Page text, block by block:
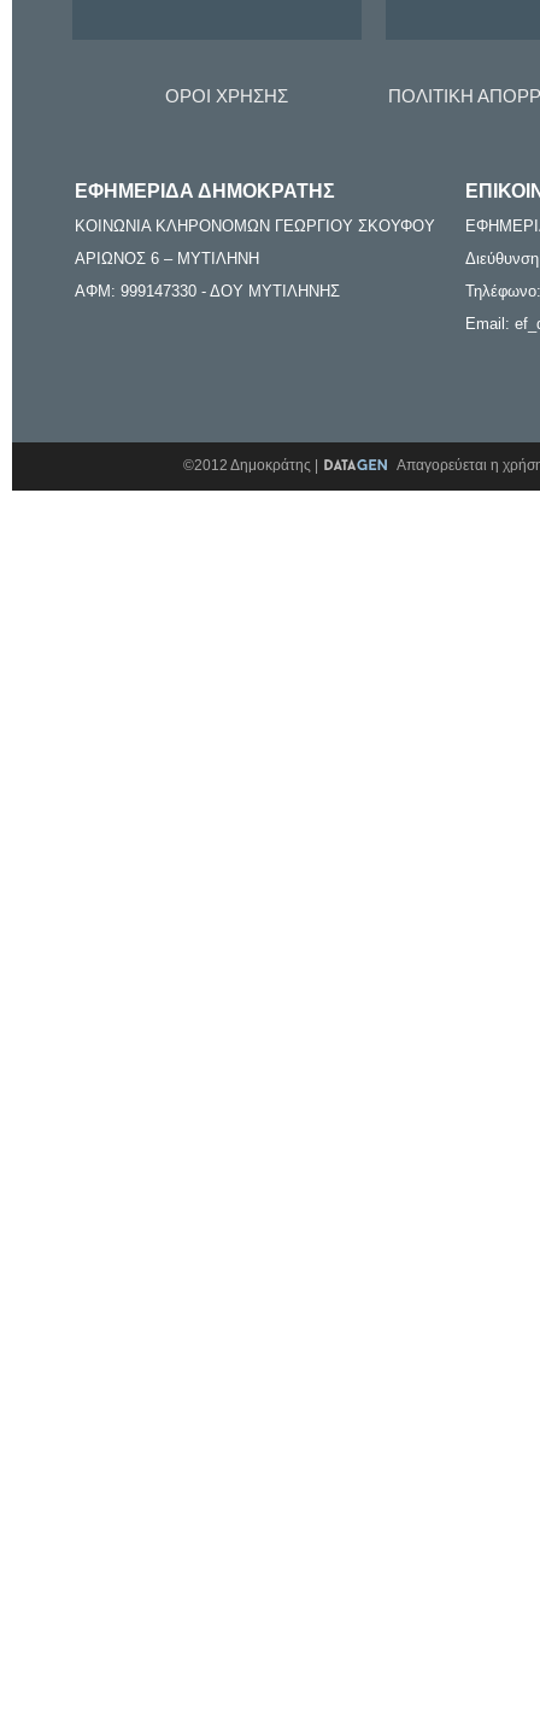
ΟΡΟΙ ΧΡΗΣΗΣ ΠΟΛΙΤΙΚΗ
ΕΦΗΜΕΡΙΔΑ ΔΗΜΟΚΡΑΤΗΣ
ΚΟΙΝΩΝΙΑ ΚΛΗΡΟΝΟΜΩΝ ΓΕΩΡΓΙΟΥ ΣΚΟΥΦΟΥ
ΑΡΙΩΝΟΣ 6 – ΜΥΤΙΛΗΝΗ
ΑΦΜ: 999147330 - ΔΟΥ ΜΥΤΙΛΗΝΗΣ
Email:
©2012 Δημοκράτης | Απαγορεύεται η